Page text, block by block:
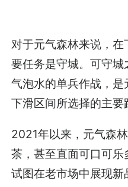
对于元气森林来说，
要任务是守城。可守
气泡水的单兵作战，
下滑区间所选择的主要
2021年以来，元气森
茶，甚至直面可口可乐
试图在老市场中展现